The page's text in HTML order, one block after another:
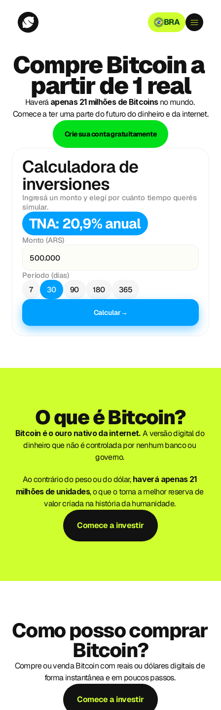
BRA
Compre Bitcoin a
partir de 1 real
Haverá apenas 21 milhões de Bitcoins no mundo.
Comece a ter uma parte do futuro do dinheiro e da internet.
Crie sua conta gratuitamente
Calculadora de
inversiones
Ingresá un monto y elegí por cuánto tiempo querés
simular.
TNA: 20,9% anual
Monto (ARS)
Período (días)
7
30 90 180 365
Calcular→
O que é Bitcoin?
Bitcoin é o ouro nativo da internet. A versão digital do
dinheiro que não é controlada por nenhum banco ou
governo.
Ao contrário do peso ou do dólar, haverá apenas 21
milhões de unidades, o que o torna a melhor reserva de
valor criada na história da humanidade.
Comece a investir
Como posso comprar
Bitcoin?
Compre ou venda Bitcoin com reais ou dólares digitais de
forma instantânea e em poucos passos.
Comece a investir